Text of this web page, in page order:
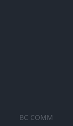
BC COMM